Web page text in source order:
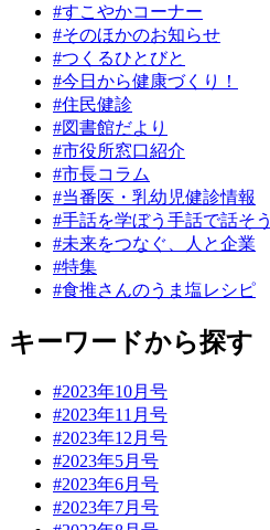
#すこやかコーナー
#そのほかのお知らせ
#つくるひとびと
#今日から健康づくり！
#住民健診
#図書館だより
#市役所窓口紹介
#市長コラム
#当番医・乳幼児健診情報
#手話を学ぼう手話で話そう
#未来をつなぐ、人と企業
#特集
#食推さんのうま塩レシピ
キーワードから探す
#2023年10月号
#2023年11月号
#2023年12月号
#2023年5月号
#2023年6月号
#2023年7月号